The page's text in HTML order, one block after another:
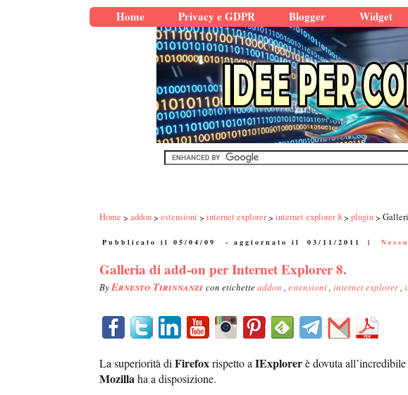
Home Privacy e GDPR Blogger Widget
Home addon estensioni internet explorer internet explorer 8 plugin
Pubblicato il 05/04/09 - aggiornato il 03/11/2011 |
Galleria di add-on per Internet Explorer 8.
ByErnesto Tirinnanzi con etichetteaddon , estensioni, internet explorer,
La superiorità di Firefoxrispetto a IExplorerè dovuta
Mozillaha a disposizione.